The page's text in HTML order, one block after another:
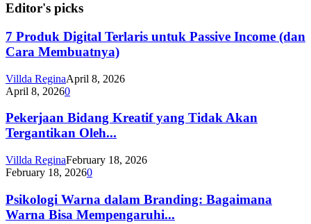
Editor's picks
7 Produk Digital Terlaris untuk Passive Income (dan
Cara Membuatnya)
Villda ReginaApril 8, 2026
April 8, 20260
Pekerjaan Bidang Kreatif yang Tidak Akan
Tergantikan Oleh...
Villda ReginaFebruary 18, 2026
February 18, 20260
Psikologi Warna dalam Branding: Bagaimana
Warna Bisa Mempengaruhi...